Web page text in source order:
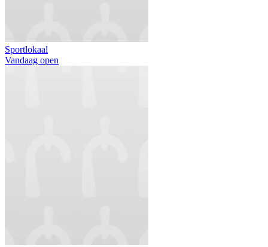
Sportlokaal
Vandaag open